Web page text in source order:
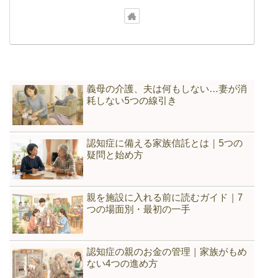
義母の介護、夫は何もしない…妻が消
耗しない5つの線引き
認知症に備える家族信託とは｜5つの
疑問と始め方
親を施設に入れる前に読むガイド｜7
つの場面別・最初の一手
認知症の親のお金の管理｜家族がもめ
ない4つの進め方